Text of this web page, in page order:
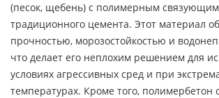
(песок, щебень) с полимерным
традиционного цемента. Этот материал
прочностью, морозостойкостью и
что делает его неплохим решением для
условиях агрессивных сред и при
температурах. Кроме того, полимербетон